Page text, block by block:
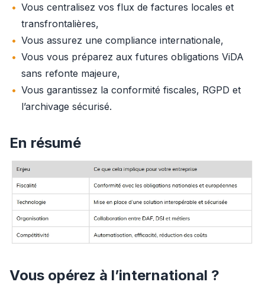
Vous centralisez vos flux de factures locales et
transfrontalières,
Vous assurez une compliance internationale,
Vous vous préparez aux futures obligations ViDA
sans refonte majeure,
Vous garantissez la conformité fiscales, RGPD et
l’archivage sécurisé.
En résumé
Vous opérez à l’international ?